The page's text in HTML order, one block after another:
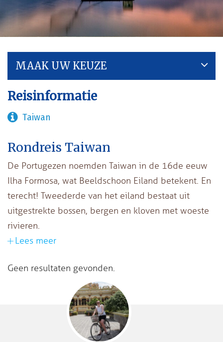
MAAK UW KEUZE
Reisinformatie
Taiwan
Rondreis Taiwan
De Portugezen noemden Taiwan in de 16de eeuw
Ilha Formosa, wat Beeldschoon Eiland betekent. En
terecht! Tweederde van het eiland bestaat uit
uitgestrekte bossen, bergen en kloven met woeste
rivieren.
Lees meer
Geen resultaten gevonden.